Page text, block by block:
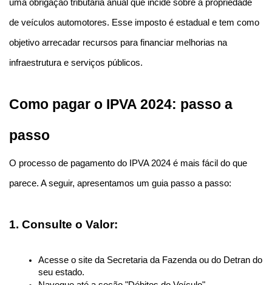
uma obrigação tributária anual que incide sobre a propriedade
de veículos automotores. Esse imposto é estadual e tem como
objetivo arrecadar recursos para financiar melhorias na
infraestrutura e serviços públicos.
Como pagar o IPVA 2024: passo a
passo
O processo de pagamento do IPVA 2024 é mais fácil do que
parece. A seguir, apresentamos um guia passo a passo:
1. Consulte o Valor:
Acesse o site da Secretaria da Fazenda ou do Detran do
seu estado.